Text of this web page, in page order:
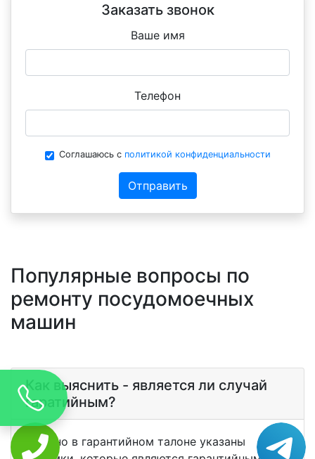
Заказать звонок
Ваше имя
Телефон
Соглашаюсь с политикой конфиденциальности
Отправить
Популярные вопросы по
ремонту посудомоечных
машин
Как выяснить - является ли случай
гаратийным?
Обычно в гарантийном талоне указаны